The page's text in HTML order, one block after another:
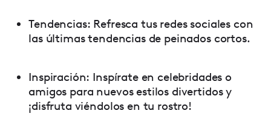
Tendencias: Refresca tus redes sociales con
las últimas tendencias de peinados cortos.
Inspiración: Inspírate en celebridades o
amigos para nuevos estilos divertidos y
¡disfruta viéndolos en tu rostro!